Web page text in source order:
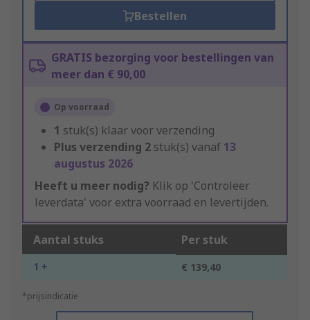
Bestellen
GRATIS bezorging voor bestellingen van
meer dan € 90,00
Op voorraad
1 stuk(s) klaar voor verzending
Plus verzending 2 stuk(s) vanaf 13
augustus 2026
Heeft u meer nodig? Klik op 'Controleer
leverdata' voor extra voorraad en levertijden.
Aantal stuks Per stuk
1 + € 139,40
*prijsindicatie